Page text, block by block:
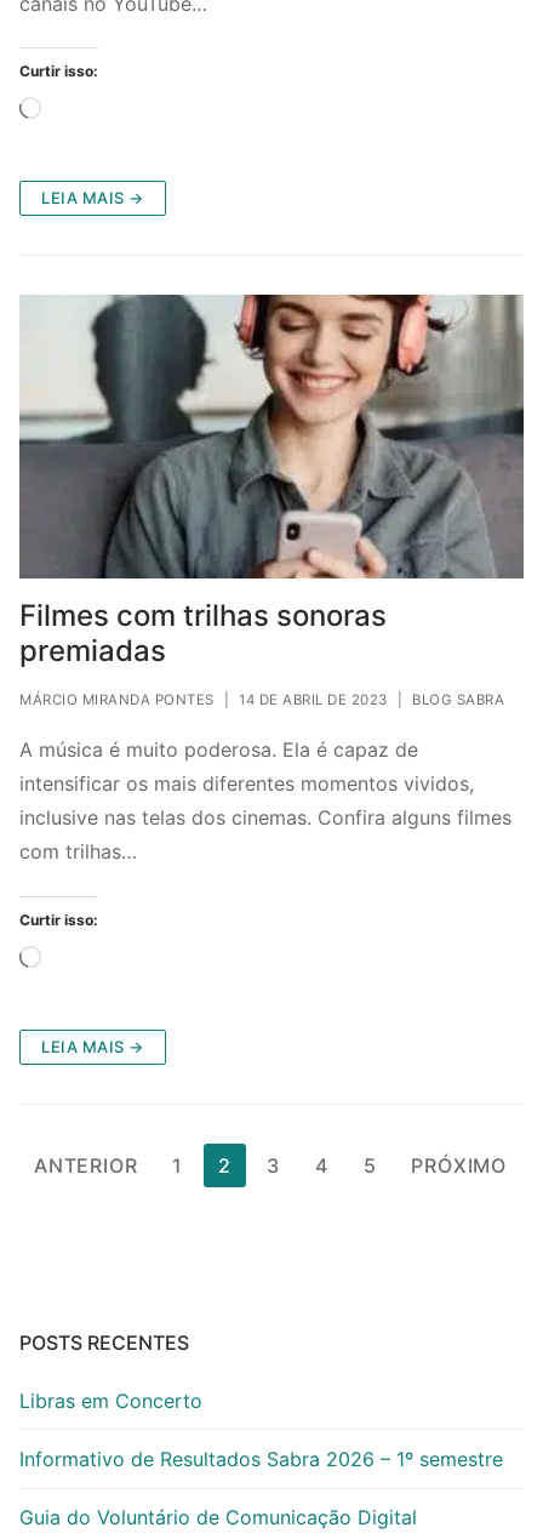
Curtir isso:
Carregando...
LEIA MAIS →
Filmes com trilhas sonoras
premiadas
MÁRCIO MIRANDA PONTES 14 DE ABRIL DE 2023 BLOG SABRA
A música é muito poderosa. Ela é capaz de
intensificar os mais diferentes momentos vividos,
inclusive nas telas dos cinemas. Confira alguns filmes
com trilhas…
Curtir isso:
Carregando...
LEIA MAIS →
Paginação
ANTERIOR 1 2 3 4 5 PRÓXIMO
POSTS RECENTES
Libras em Concerto
Informativo de Resultados Sabra 2026 – 1º semestre
Guia do Voluntário de Comunicação Digital